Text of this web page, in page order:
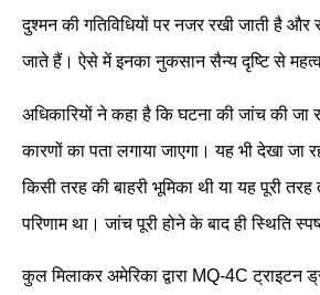
दुश्मन की गतिविधियों पर नजर रखी जाती है
जाते हैं। ऐसे में इनका नुकसान सैन्य दृष्टि से
अधिकारियों ने कहा है कि घटना की जांच की
कारणों का पता लगाया जाएगा। यह भी देखा जा
किसी तरह की बाहरी भूमिका थी या यह पूरी
परिणाम था। जांच पूरी होने के बाद ही स्थिति
कुल मिलाकर अमेरिका द्वारा MQ-4C ट्राइटन